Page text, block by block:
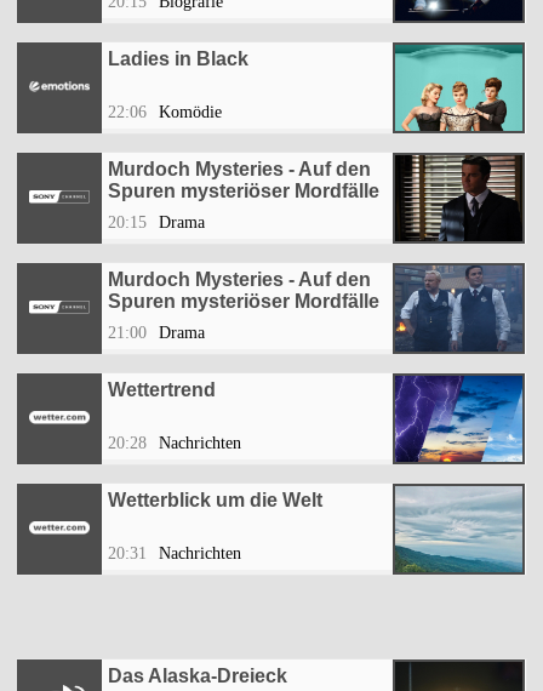
Ladies in Black
22:06 Komödie
Murdoch Mysteries - Auf den
Spuren mysteriöser Mordfälle
20:15 Drama
Murdoch Mysteries - Auf den
Spuren mysteriöser Mordfälle
21:00 Drama
Wettertrend
20:28 Nachrichten
Wetterblick um die Welt
20:31 Nachrichten
Das Alaska-Dreieck